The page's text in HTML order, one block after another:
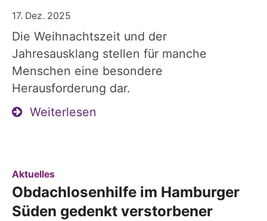
17. Dez. 2025
Die Weihnachtszeit und der
Jahresausklang stellen für manche
Menschen eine besondere
Herausforderung dar.
Weiterlesen
Aktuelles:
Obdachlosenhilfe im Hamburger
Süden gedenkt verstorbener